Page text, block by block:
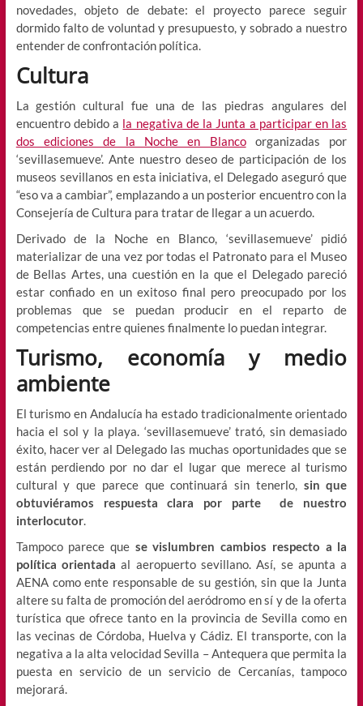
novedades, objeto de debate: el proyecto parece seguir
dormido falto de voluntad y presupuesto, y sobrado a nuestro
entender de confrontación política.
Cultura
La gestión cultural fue una de las piedras angulares del
encuentro debido a la negativa de la Junta a participar en las
dos ediciones de la Noche en Blancoorganizadas por
‘sevillasemueve’. Ante nuestro deseo de participación de los
museos sevillanos en esta iniciativa, el Delegado aseguró que
“eso va a cambiar”, emplazando a un posterior encuentro con la
Consejería de Cultura para tratar de llegar a un acuerdo.
Derivado de la Noche en Blanco, ‘sevillasemueve’ pidió
materializar de una vez por todas el Patronato para el Museo
de Bellas Artes, una cuestión en la que el Delegado pareció
estar confiado en un exitoso final pero preocupado por los
problemas que se puedan producir en el reparto de
competencias entre quienes finalmente lo puedan integrar.
Turismo, economía y medio
ambiente
El turismo en Andalucía ha estado tradicionalmente orientado
hacia el sol y la playa. ‘sevillasemueve’ trató, sin demasiado
éxito, hacer ver al Delegado las muchas oportunidades que se
están perdiendo por no dar el lugar que merece al turismo
cultural y que parece que continuará sin tenerlo, sin que
obtuviéramos respuesta clara por parte de nuestro
interlocutor.
Tampoco parece que se vislumbren cambios respecto a la
política orientada al aeropuerto sevillano. Así, se apunta a
AENA como ente responsable de su gestión, sin que la Junta
altere su falta de promoción del aeródromo en sí y de la oferta
turística que ofrece tanto en la provincia de Sevilla como en
las vecinas de Córdoba, Huelva y Cádiz. El transporte, con la
negativa a la alta velocidad Sevilla – Antequera que permita la
puesta en servicio de un servicio de Cercanías, tampoco
mejorará.